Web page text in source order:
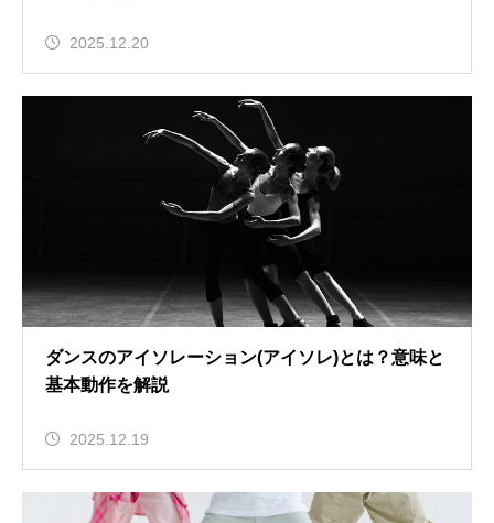
2025.12.20
ダンスのアイソレーション(アイソレ)とは？意味と
基本動作を解説
2025.12.19